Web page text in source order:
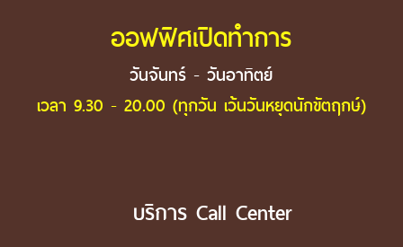
ออฟฟิศเปิดทำการ
วันจันทร์ - วันอาทิตย์
เวลา 9.30 - 20.00 (ทุกวัน เว้นวันหยุดนักขัตฤกษ์)
บริการ Call Center